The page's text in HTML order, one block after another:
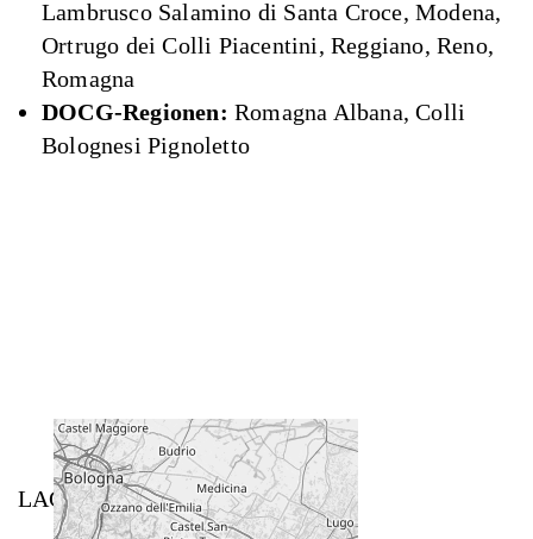
Lambrusco Salamino di Santa Croce, Modena,
Ortrugo dei Colli Piacentini, Reggiano, Reno,
Romagna
DOCG-Regionen: Romagna Albana, Colli
Bolognesi Pignoletto
LAGE DES WEINGUTS